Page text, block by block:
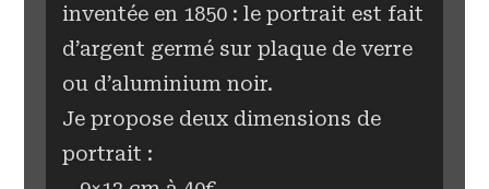
inventée en 1850 : le portrait est fait
d’argent germé sur plaque de verre
ou d’aluminium noir.
Je propose deux dimensions de
portrait :